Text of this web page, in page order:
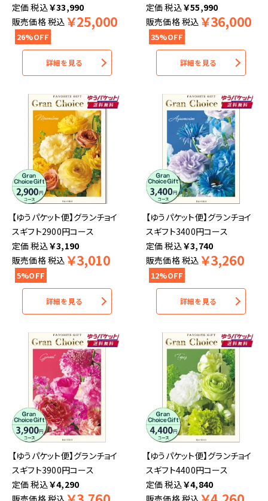
税込￥33,990
販売価格税込 ￥25,000
26%OFF
詳細を見る
税込￥55,990
販売価格税込 ￥36,000
35%OFF
詳細を見る
【ゆうパケット便】グランチョイ
スギフト2900円コース
税込￥3,190
販売価格税込 ￥3,010
5%OFF
詳細を見る
【ゆうパケット便】グランチョイ
スギフト3400円コース
税込￥3,740
販売価格税込 ￥3,260
12%OFF
詳細を見る
【ゆうパケット便】グランチョイ
スギフト3900円コース
税込￥4,290
販売価格税込
【ゆうパケット便】グランチョイ
スギフト4400円コース
税込￥4,840
販売価格税込